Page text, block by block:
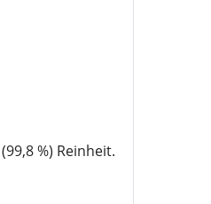
%) Reinheit.